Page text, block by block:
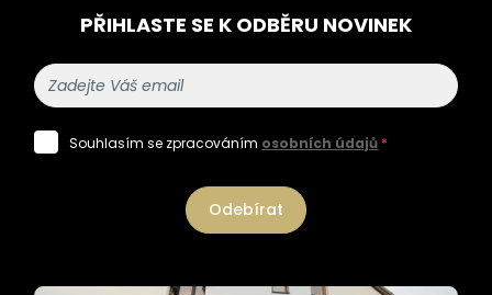
PŘIHLASTE SE K ODBĚRU NOVINEK
Souhlasím se zpracováním osobních údajů *
Odebírat